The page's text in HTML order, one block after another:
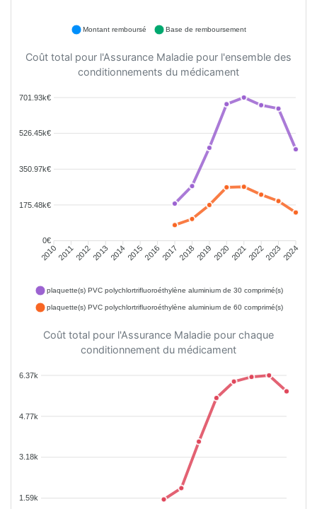
Montant remboursé Base de remboursement
Coût total pour l'Assurance Maladie pour l'ensemble des
conditionnements du médicament
701.93k€
526.45k€
350.97k€
175.48k€
0€
201020112012201320142015201620172018201920202021202220232024
plaquette(s) PVC polychlortrifluoroéthylène aluminium de 30 comprimé(s)
plaquette(s) PVC polychlortrifluoroéthylène aluminium de 60 comprimé(s)
Coût total pour l'Assurance Maladie pour chaque
conditionnement du médicament
6.37k
4.77k
3.18k
1.59k